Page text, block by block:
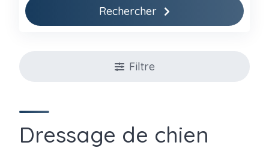
Rechercher
Filtre
Dressage de chien